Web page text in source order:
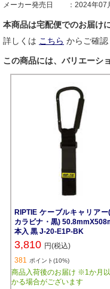
メーカー発売日
2024年07
本商品は宅配便でのお届け
詳しくは こちら からご確認
この商品には、バリエーシ
RIPTIE ケーブルキャリア
カラビナ・黒)
本入 黒 J-20-E1P-BK
3,810 円(税込)
381 ポイント(10%)
商品入荷後のお届け ※1か月
かる場合がございます